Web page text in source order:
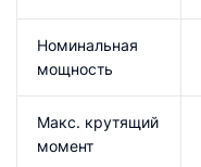
Номинальная
мощность
Макс. крутящий
момент